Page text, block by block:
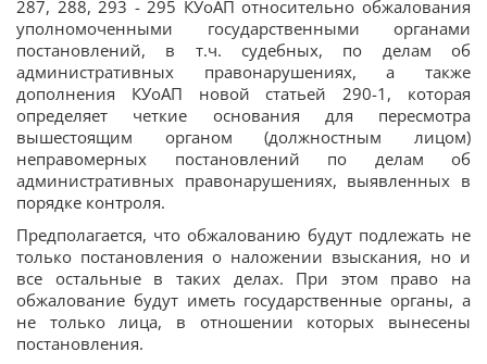
287, 288, 293 - 295 КУоАП относительно обжалования
уполномоченными государственными органами
постановлений, в т.ч. судебных, по делам об
административных правонарушениях, а также
дополнения КУоАП новой статьей 290-1, которая
определяет четкие основания для пересмотра
вышестоящим органом (должностным лицом)
неправомерных постановлений по делам об
административных правонарушениях, выявленных в
порядке контроля.
Предполагается, что обжалованию будут подлежать не
только постановления о наложении взыскания, но и
все остальные в таких делах. При этом право на
обжалование будут иметь государственные органы, а
не только лица, в отношении которых вынесены
постановления.